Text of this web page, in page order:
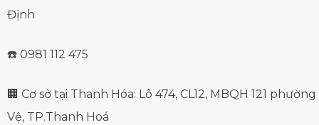
Định
☎️ 0981 112 475
🏢 Cơ sở tại Thanh Hóa: Lô 474, CL12, MBQH 121
Vệ, TP.Thanh Hoá